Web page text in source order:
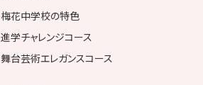
梅花中学校の特色
進学チャレンジコース
舞台芸術エレガンスコース